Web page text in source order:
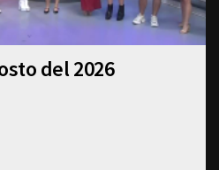
del 2026